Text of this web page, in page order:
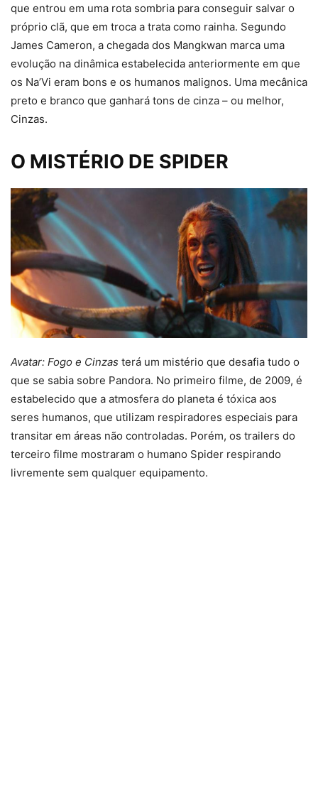
que entrou em uma rota sombria para conseguir salvar o
próprio clã, que em troca a trata como rainha. Segundo
James Cameron, a chegada dos Mangkwan marca uma
evolução na dinâmica estabelecida anteriormente em que
os Na’Vi eram bons e os humanos malignos. Uma mecânica
preto e branco que ganhará tons de cinza – ou melhor,
Cinzas.
O MISTÉRIO DE SPIDER
Avatar: Fogo e Cinzas terá um mistério que desafia tudo o
que se sabia sobre Pandora. No primeiro filme, de 2009, é
estabelecido que a atmosfera do planeta é tóxica aos
seres humanos, que utilizam respiradores especiais para
transitar em áreas não controladas. Porém, os trailers do
terceiro filme mostraram o humano Spider respirando
livremente sem qualquer equipamento.